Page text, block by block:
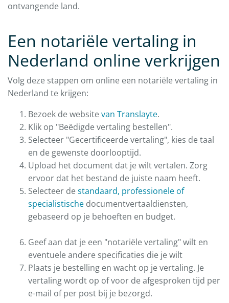
ontvangende land.
Een notariële vertaling in
Nederland online verkrijgen
Volg deze stappen om online een notariële vertaling in
Nederland te krijgen:
Bezoek de websitevan Translayte.
Klik op "Beëdigde vertaling bestellen".
Selecteer "Gecertificeerde vertaling", kies de taal
en de gewenste doorlooptijd.
Upload het document dat je wilt vertalen. Zorg
ervoor dat het bestand de juiste naam heeft.
Selecteer destandaard, professionele of
specialistische documentvertaaldiensten,
gebaseerd op je behoeften en budget.
Geef aan dat je een "notariële vertaling" wilt en
eventuele andere specificaties die je wilt
Plaats je bestelling en wacht op je vertaling. Je
vertaling wordt op of voor de afgesproken tijd per
e-mail of per post bij je bezorgd.